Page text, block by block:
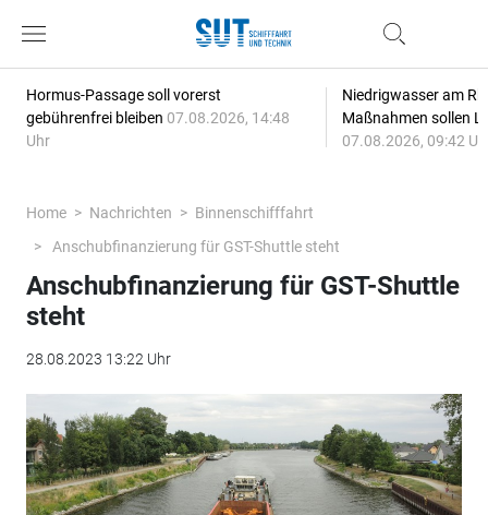
Hormus-Passage soll vorerst
gebührenfrei bleiben 07.08.2026, 14:48
Uhr
Niedrigwasser am
Maßnahmen sollen
07.08.2026, 09:42
Home Nachrichten
Binnenschifffahrt
Anschubfinanzierung für GST-Shuttle steht
Anschubfinanzierung für GST-Shuttle
steht
28.08.2023 13:22 Uhr